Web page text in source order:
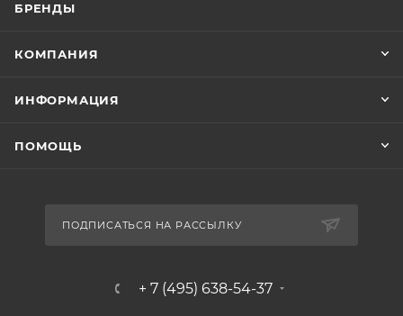
БРЕНДЫ
КОМПАНИЯ
ИНФОРМАЦИЯ
ПОМОЩЬ
ПОДПИСАТЬСЯ НА РАССЫЛКУ
+ 7 (495) 638-54-37